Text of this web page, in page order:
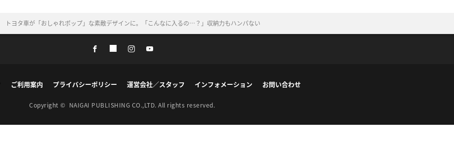
トヨタ車が「おしゃれポップ」な素敵デザインに。「こんなに入るの…？」収納力もハンパない
ご利用案内 プライバシーポリシー 運営会社／スタッフ インフォメーション お問い合わせ
Copyright © NAIGAI PUBLISHING CO.,LTD. All rights reserved.